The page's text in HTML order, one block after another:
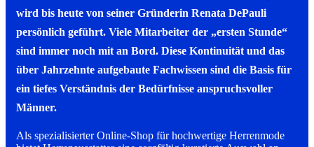
wird bis heute von seiner Gründerin Renata DePauli
persönlich geführt. Viele Mitarbeiter der „ersten Stunde“
sind immer noch mit an Bord. Diese Kontinuität und das
über Jahrzehnte aufgebaute Fachwissen sind die Basis für
ein tiefes Verständnis der Bedürfnisse anspruchsvoller
Männer.
Als spezialisierter Online-Shop für hochwertige Herrenmode